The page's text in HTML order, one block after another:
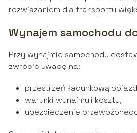
rozwiązaniem dla transportu
Wynajem samochodu
Przy wynajmie samochodu
zwrócić uwagę na:
przestrzeń ładunkową
warunki wynajmu i koszty,
ubezpieczenie